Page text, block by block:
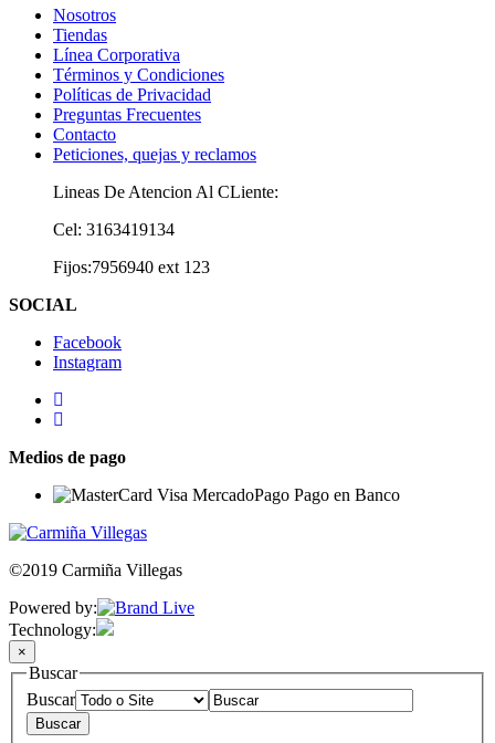
Nosotros
Tiendas
Línea Corporativa
Términos y Condiciones
Políticas de Privacidad
Preguntas Frecuentes
Contacto
Peticiones, quejas y reclamos
Lineas De Atencion Al CLiente:
Cel: 3163419134
Fijos:7956940 ext 123
SOCIAL
Facebook
Instagram
Medios de pago
©2019 Carmiña Villegas
Powered by:
Technology:
×
Buscar
Buscar